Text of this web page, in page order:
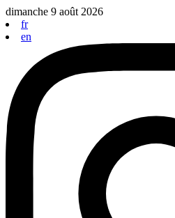
Aller
au
contenu
dimanche 9 août 2026
fr
en